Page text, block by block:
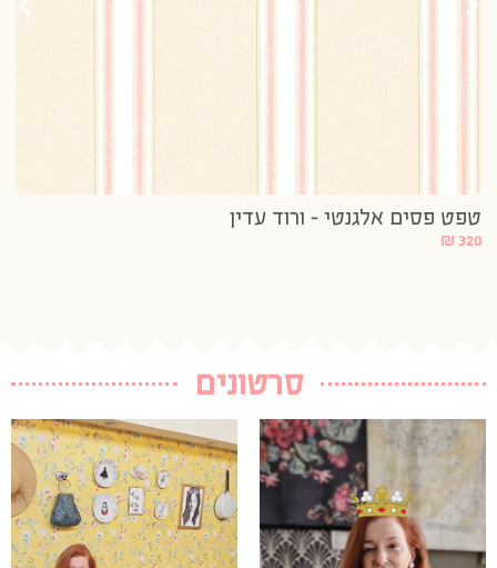
טפט פסים אלגנטי – ורוד עדין
₪ 320
סרטונים